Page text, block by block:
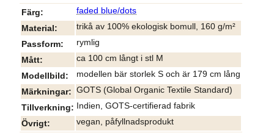
Färg
faded blue/dots
Material
trikå av 100% ekologisk bomull, 160 g/m²
Passform
rymlig
Mått
ca 100 cm långt i stl M
Modellbild
modellen bär storlek S och är 179 cm lång
Märkningar
GOTS (Global Organic Textile Standard)
Tillverkning
Indien, GOTS-certifierad fabrik
Övrigt
vegan, påfyllnadsprodukt